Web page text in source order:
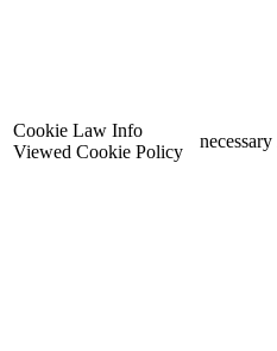
Cookie Law Info
Viewed Cookie Policy
necessary